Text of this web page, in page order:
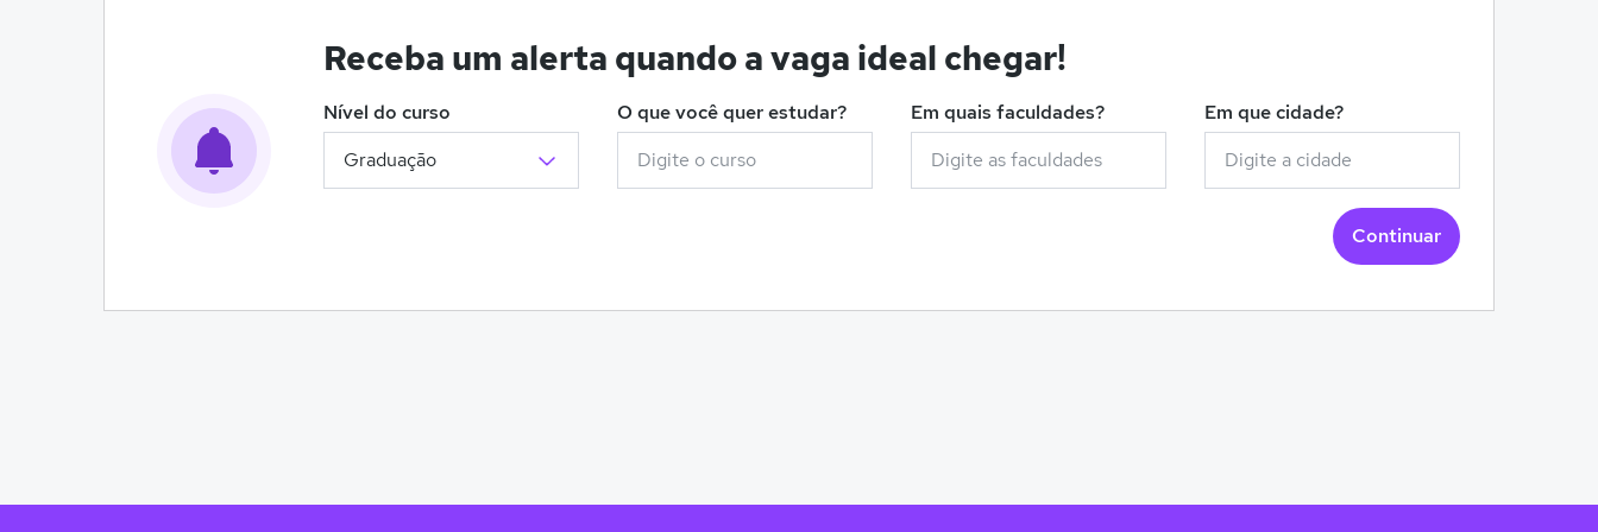
Receba um alerta quando a vaga ideal chegar!
Nível do curso O que você quer estudar? Em quais faculdades? Em que cidade?
Continuar